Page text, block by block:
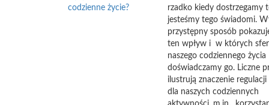
codzienne życie?
rzadko kiedy dostrzegamy
jesteśmy tego świadomi.
przystępny sposób
ten wpływ i w których
naszego codziennego życia
doświadczamy go. Liczne
ilustrują znaczenie
dla naszych codziennych